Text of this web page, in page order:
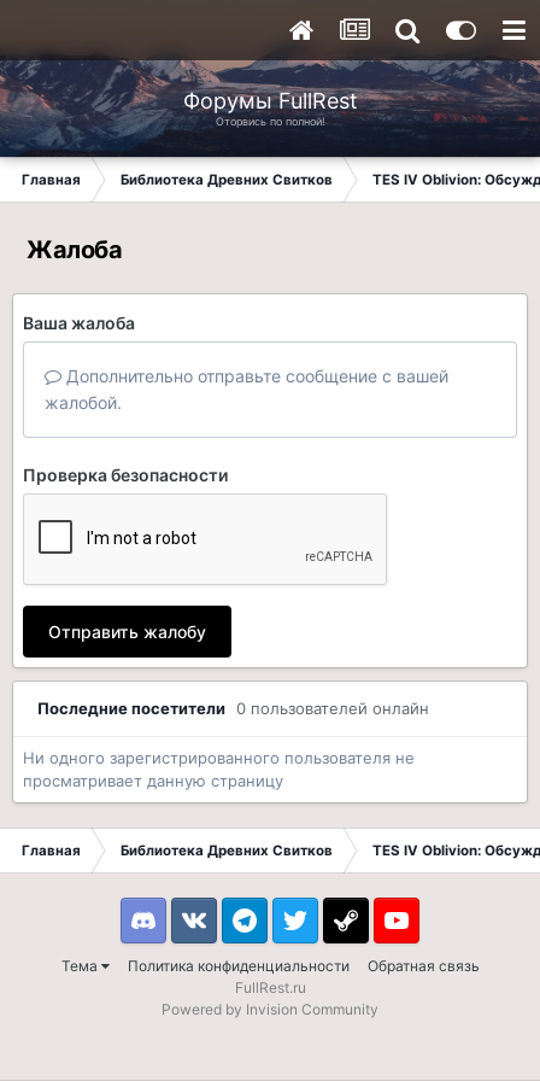
Форумы FullRest
Оторвись по полной!
Главная Библиотека Древних Свитков TES IV Oblivion:
Жалоба
Ваша жалоба
Дополнительно отправьте сообщение с вашей
жалобой.
Проверка безопасности
Отправить жалобу
Последние посетители 0 пользователей онлайн
Ни одного зарегистрированного пользователя не
просматривает данную страницу
Главная Библиотека Древних Свитков TES IV Oblivion:
Тема Политика конфиденциальности Обратная связь
DiscordVK TelegramTwitter Steam Youtube
FullRest.ru
Powered by Invision Community